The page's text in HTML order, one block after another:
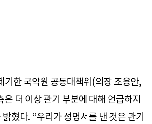
기한 국악원 공동대책위(의장 조용안,
더 이상 관기 부분에 대해 언급하지
혔다. “우리가 성명서를 낸 것은 관기